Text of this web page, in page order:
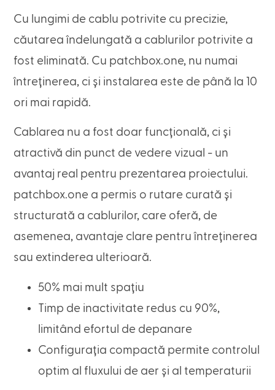
Cu lungimi de cablu potrivite cu precizie,
căutarea îndelungată a cablurilor potrivite a
fost eliminată. Cu patchbox.one, nu numai
întreținerea, ci și instalarea este de până la 10
ori mai rapidă.
Cablarea nu a fost doar funcțională, ci și
atractivă din punct de vedere vizual - un
avantaj real pentru prezentarea proiectului.
patchbox.one a permis o rutare curată și
structurată a cablurilor, care oferă, de
asemenea, avantaje clare pentru întreținerea
sau extinderea ulterioară.
50% mai mult spațiu
Timp de inactivitate redus cu 90%,
limitând efortul de depanare
Configurația compactă permite controlul
optim al fluxului de aer și al temperaturii